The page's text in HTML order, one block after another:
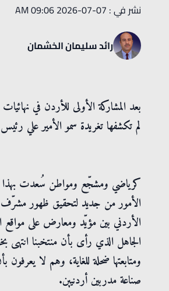
نشر في : 07-07-2026 09:06 AM
رائد سليمان الخشمان
بعد المشاركة الأولى للأردن في
لم تكشفها تغريدة سمو الأمير علي
كرياضي ومشجّع ومواطن سُعدت بهذا
الأمور من جديد لتحقيق ظهور مشرّف في
الأردني بين مؤيّد ومعارض على مواقع
الجاهل الذي رأى بأن منتخبنا انتهى
ومتابعتها ضحلة للغاية، وهم لا
صناعة مدربين أردنيين.